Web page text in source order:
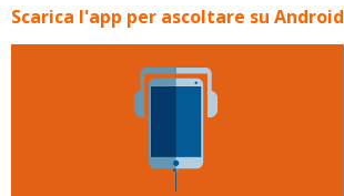
Scarica l'app per ascoltare su Android